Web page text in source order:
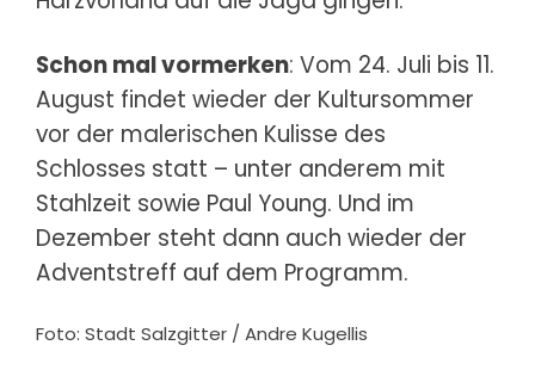
Schon mal vormerken: Vom 24. Juli bis 11.
August findet wieder der Kultursommer
vor der malerischen Kulisse des
Schlosses statt – unter anderem mit
Stahlzeit sowie Paul Young. Und im
Dezember steht dann auch wieder der
Adventstreff auf dem Programm.
Foto: Stadt Salzgitter / Andre Kugellis